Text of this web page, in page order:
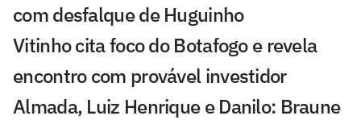
com desfalque de Huguinho
Vitinho cita foco do Botafogo e revela
encontro com provável investidor
Almada, Luiz Henrique e Danilo: Braune